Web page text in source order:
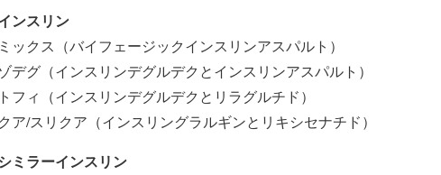
ンスリン
ックス（バイフェージックインスリンアスパルト）
デグ（インスリンデグルデクとインスリンアスパルト）
フィ（インスリンデグルデクとリラグルチド）
ア/スリクア（インスリングラルギンとリキシセナチド）
ミラーインスリン